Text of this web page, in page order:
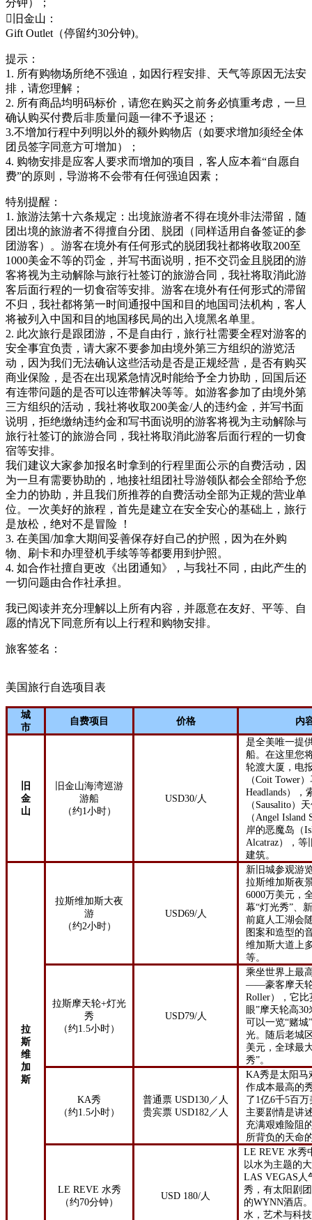
旧金山：
Gift Outlet（停留约30分钟)。
提示：
1. 所有购物场所绝不强迫，如因行程安排、天气等原因无法安
排，请您理解；
2. 所有商品均明码标价，请您在购买之前务必慎重考虑，一旦
确认购买付费后非质量问题一律不予退还；
3.不增加行程中列明以外的额外购物店（如要求增加须经全体
团员签字同意方可增加）；
4. 购物安排是应客人要求而增加的项目，客人应本着“自愿自
费”的原则，导游将不会带有任何强迫因素；
特别提醒：
1. 旅游法第十六条规定：出境旅游者不得在境外非法滞留，随
团出境的旅游者不得擅自分团、脱团（同样适用自备签证的参
团游客）。游客在境外有任何形式的脱团我社都将收取200至
1000美金不等的罚金，并写书面说明，拒不交罚金且脱团的游
客将视为主动解除与旅行社签订的旅游合同，我社将取消此游
客后面行程的一切食宿等安排。游客在境外有任何形式的滞留
不归，我社都将第一时间通报中国和目的地国司法机构，客人
将被列入中国和目的地国移民局的出入境黑名单里。
2. 此次旅行是跟团游，不是自由行，旅行社需要全程对游客的
安全事宜负责，请大家不要参加由境外第三方组织的游览活
动，因为我们无法确认这些活动是否是正规经营，是否有购买
商业保险，是否在出现紧急情况时能给予全力协助，回国后还
有连带问题的是否可以连带解决等等。如游客参加了由境外第
三方组织的活动，我社将收取200美金/人的违约金，并写书面
说明，拒绝缴纳违约金和写书面说明的游客将视为主动解除与
旅行社签订的旅游合同，我社将取消此游客后面行程的一切食
宿等安排。
我们建议大家参加报名时拿到的行程里面公示的自费活动，因
为一旦有需要协助的，地接社组团社导游领队都会全部给予您
全力的协助，并且我们所推荐的自费活动全部为正规的营业单
位。一次美好的旅程，首先是建立在安全安心的基础上，旅行
是放松，绝对不是冒险 ！
3. 在美国/加拿大期间妥善保存好自己的护照，因为在外购
物、刷卡和办理登机手续等等都要用到护照。
4. 如合作社擅自更改《出团通知》，与我社不同，由此产生的
一切问题由合作社承担。
我已阅读并充分理解以上所有内容，并愿意在友好、平等、自
愿的情况下同意所有以上行程和购物安排。
旅客签名：
美国旅行自选项目表
城
市
自费项目 价格 内
旧
金
山
旧金山海湾巡游
游船
（约1 小时）
USD30/人
是全美唯一提
船。在这里您
轮渡大厦，电
（Coit Tower）
Headlands），
（ Sausalito）
（ Angel Island
岸的恶魔岛（
Alcatraz），等
建筑。
拉
斯
维
加
斯
拉斯维加斯大夜
游
（约2小时）
USD69/人
新旧城参观游
拉斯维加斯夜
6000万美元，
幕“灯光秀”、
前庭人工湖会
图案和造型的
维加斯大道上
等。
拉斯摩天轮+灯光
秀
（约1.5小时）
USD79/人
乘坐世界上最
——豪客摩天
Roller），它
眼”摩天轮高
可以一览“赌城
光。随后老城
美元，全球最
秀”。
KA秀
（约1.5小时）
普通票 USD130／人
贵宾票 USD182／人
KA秀是太阳马
作成本最高的
了1亿6千5百
主要剧情是讲
充满艰难险阻
所背负的天命
LE REVE 水秀
（约70分钟）
USD 180/人
LE REVE 水秀
以水为主题的
LAS VEGAS人
秀，有太阳剧
的WYNN酒店
水，艺术与科